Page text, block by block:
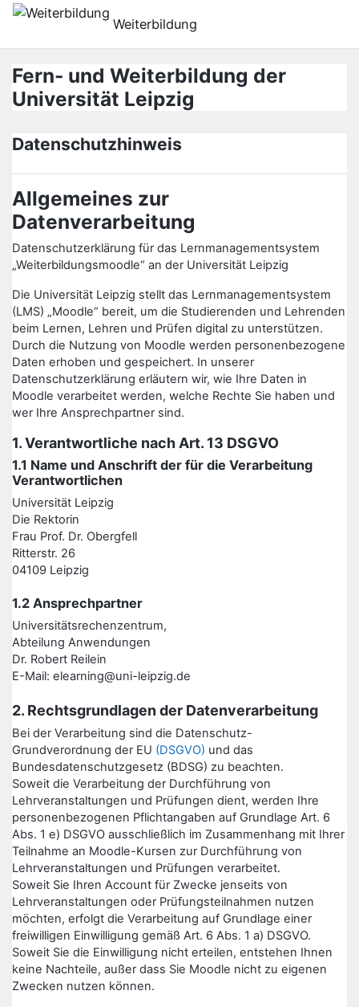
Zum Hauptinhalt
Weiterbildung
Fern- und Weiterbildung der
Universität Leipzig
Datenschutzhinweis
Allgemeines zur
Datenverarbeitung
Datenschutzerklärung für das Lernmanagementsystem
„Weiterbildungsmoodle“ an der Universität Leipzig
Die Universität Leipzig stellt das Lernmanagementsystem
(LMS) „Moodle“ bereit, um die Studierenden und Lehrenden
beim Lernen, Lehren und Prüfen digital zu unterstützen.
Durch die Nutzung von Moodle werden personenbezogene
Daten erhoben und gespeichert. In unserer
Datenschutzerklärung erläutern wir, wie Ihre Daten in
Moodle verarbeitet werden, welche Rechte Sie haben und
wer Ihre Ansprechpartner sind.
1. Verantwortliche nach Art. 13 DSGVO
1.1 Name und Anschrift der für die Verarbeitung
Verantwortlichen
Universität Leipzig
Die Rektorin
Frau Prof. Dr. Obergfell
Ritterstr. 26
04109 Leipzig
1.2 Ansprechpartner
Universitätsrechenzentrum,
Abteilung Anwendungen
Dr. Robert Reilein
E-Mail: elearning@uni-leipzig.de
2. Rechtsgrundlagen der Datenverarbeitung
Bei der Verarbeitung sind die Datenschutz-
Grundverordnung der EU (DSGVO) und das
Bundesdatenschutzgesetz (BDSG) zu beachten.
Soweit die Verarbeitung der Durchführung von
Lehrveranstaltungen und Prüfungen dient, werden Ihre
personenbezogenen Pflichtangaben auf Grundlage Art. 6
Abs. 1 e) DSGVO ausschließlich im Zusammenhang mit Ihrer
Teilnahme an Moodle-Kursen zur Durchführung von
Lehrveranstaltungen und Prüfungen verarbeitet.
Soweit Sie Ihren Account für Zwecke jenseits von
Lehrveranstaltungen oder Prüfungsteilnahmen nutzen
möchten, erfolgt die Verarbeitung auf Grundlage einer
freiwilligen Einwilligung gemäß Art. 6 Abs. 1 a) DSGVO.
Soweit Sie die Einwilligung nicht erteilen, entstehen Ihnen
keine Nachteile, außer dass Sie Moodle nicht zu eigenen
Zwecken nutzen können.